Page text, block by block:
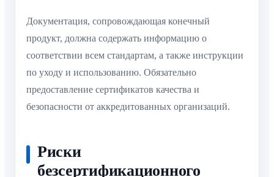
Документация, сопровождающая конечный
продукт, должна содержать информацию о
соответствии всем стандартам, а также инструкции
по уходу и использованию. Обязательно
предоставление сертификатов качества и
безопасности от аккредитованных организаций.
Риски
безсертификационного